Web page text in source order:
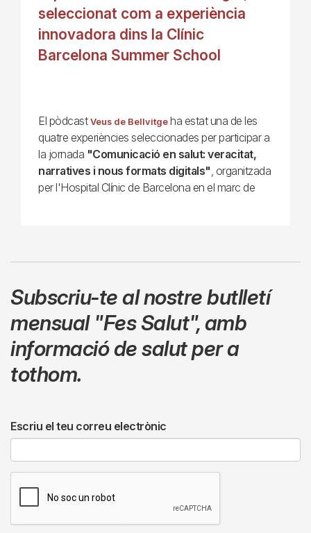
seleccionat com a experiència
innovadora dins la Clínic
Barcelona Summer School
El pòdcast Veus de Bellvitgeha estat una de les
quatre experiències seleccionades per participar a
la jornada "Comunicació en salut: veracitat,
narratives i nous formats digitals" , organitzada
per l'Hospital Clínic de Barcelona en el marc de
Subscriu-te al nostre butlletí
mensual "Fes Salut",amb
informació de salut per a
tothom.
Escriu el teu correu electrònic